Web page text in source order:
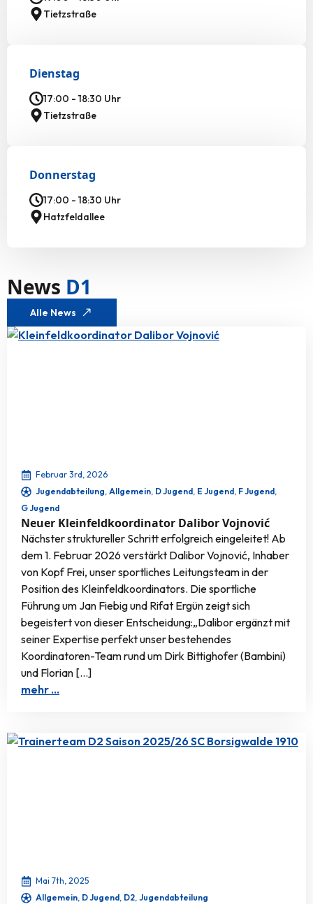
Tietzstraße
Dienstag
17:00 - 18:30 Uhr
Tietzstraße
Donnerstag
17:00 - 18:30 Uhr
Hatzfeldallee
News D1
Alle News
Februar 3rd, 2026
Jugendabteilung Allgemein D Jugend E Jugend F Jugend
G Jugend
Neuer Kleinfeldkoordinator Dalibor Vojnović
Nächster struktureller Schritt erfolgreich eingeleitet! Ab
dem 1. Februar 2026 verstärkt Dalibor Vojnović, Inhaber
von Kopf Frei, unser sportliches Leitungsteam in der
Position des Kleinfeldkoordinators. Die sportliche
Führung um Jan Fiebig und Rifat Ergün zeigt sich
begeistert von dieser Entscheidung:„Dalibor ergänzt mit
seiner Expertise perfekt unser bestehendes
Koordinatoren-Team rund um Dirk Bittighofer (Bambini)
und Florian […]
mehr …
Mai 7th, 2025
Allgemein D Jugend D2 Jugendabteilung